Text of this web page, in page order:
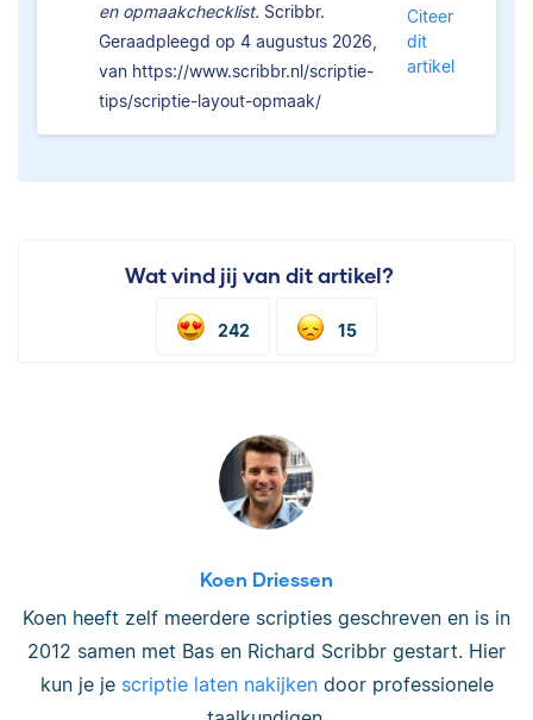
en opmaakchecklist. Scribbr.
Geraadpleegd op 4 augustus 2026,
van https://www.scribbr.nl/scriptie-
tips/scriptie-layout-opmaak/
Citeer
dit
artikel
Wat vind jij van dit artikel?
242 15
Koen Driessen
Koen heeft zelf meerdere scripties geschreven en is in
2012 samen met Bas en Richard Scribbr gestart. Hier
kun je je scriptie laten nakijkendoor professionele